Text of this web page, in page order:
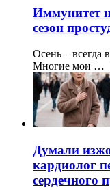
Иммунитет
сезон
Осень – всегда
Многие мои …
Думали
кардиолог
сердечного